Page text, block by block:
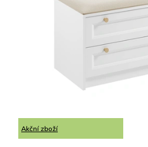
Akční zboží